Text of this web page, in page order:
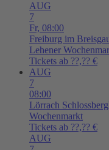
AUG
7
Fr, 08:00
Freiburg im
Lehener
Tickets ab ??,?? €
AUG
7
08:00
Lörrach
Wochenmarkt
Tickets ab ??,?? €
AUG